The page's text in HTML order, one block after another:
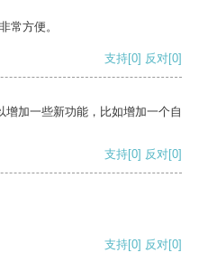
常方便。
支持[0] 反对[0]
加一些新功能，比如增加一个自
支持[0] 反对[0]
支持[0] 反对[0]